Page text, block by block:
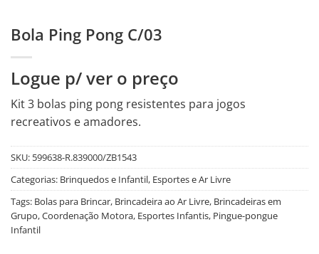
Bola Ping Pong C/03
Logue p/ ver o preço
Kit 3 bolas ping pong resistentes para jogos
recreativos e amadores.
SKU: 599638-R.839000/ZB1543
Categorias: Brinquedos e Infantil, Esportes e Ar Livre
Tags: Bolas para Brincar, Brincadeira ao Ar Livre, Brincadeiras em
Grupo,Coordenação Motora, Esportes Infantis, Pingue-pongue
Infantil